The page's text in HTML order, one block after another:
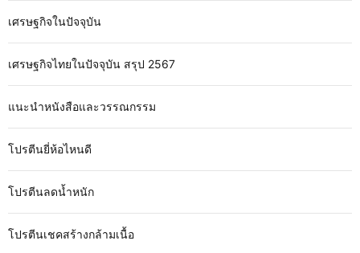
เศรษฐกิจในปัจจุบัน
เศรษฐกิจไทยในปัจจุบัน สรุป 2567
แนะนำหนังสือและวรรณกรรม
โปรตีนยี่ห้อไหนดี
โปรตีนลดน้ำหนัก
โปรตีนเชคสร้างกล้ามเนื้อ